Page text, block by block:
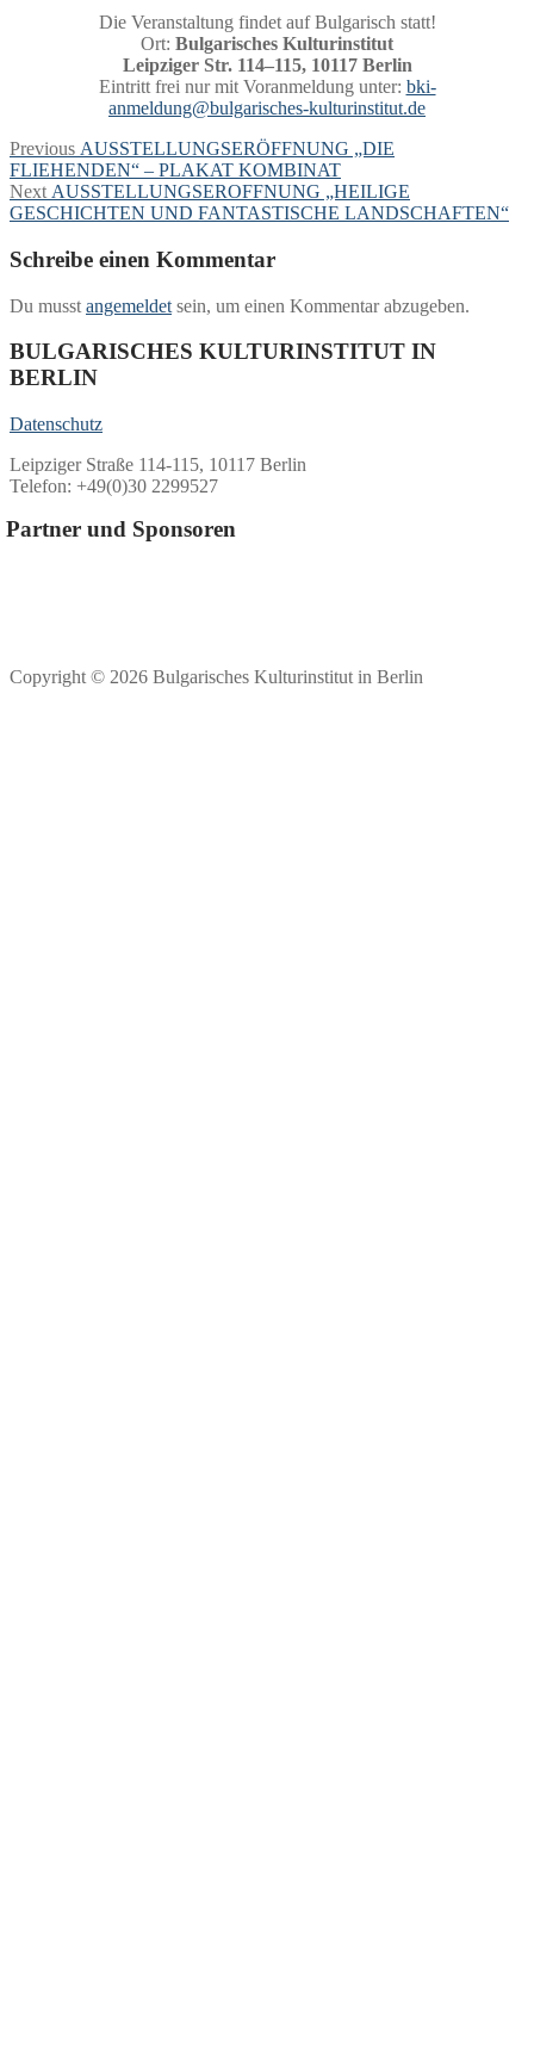
Die Veranstaltung findet auf Bulgarisch statt!
Ort: Bulgarisches Kulturinstitut
Leipziger Str. 114–115, 10117 Berlin
Eintritt frei nur mit Voranmeldung unter: bki-
anmeldung@bulgarisches-kulturinstitut.de
Beitragsnavigation
Previous Previous
post:
AUSSTELLUNGSERÖFFNUNG „DIE
FLIEHENDEN“ – PLAKAT KOMBINAT
Next Next
post:
AUSSTELLUNGSEROFFNUNG „HEILIGE
GESCHICHTEN UND FANTASTISCHE LANDSCHAFTEN“
Schreibe einen Kommentar
Du musst angemeldet sein, um einen Kommentar abzugeben.
BULGARISCHES KULTURINSTITUT IN
BERLIN
Datenschutz
Leipziger Straße 114-115, 10117 Berlin
Telefon: +49(0)30 2299527
Partner und Sponsoren
Copyright © 2026 Bulgarisches Kulturinstitut in Berlin